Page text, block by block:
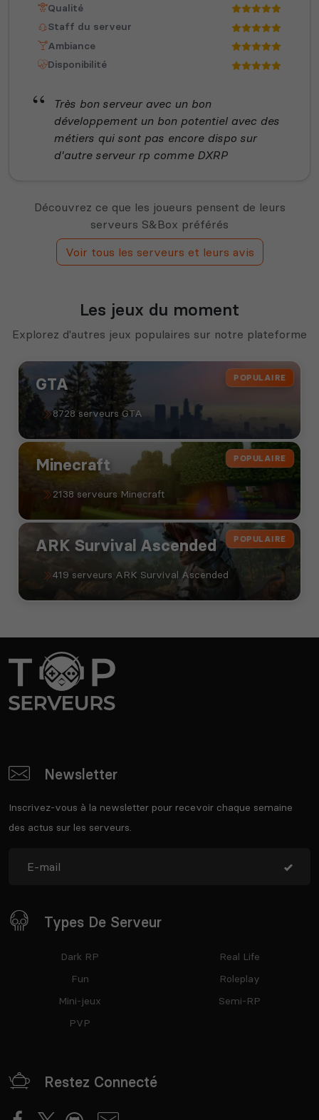
Qualité
Staff du serveur
Ambiance
Disponibilité
Très bon serveur avec un bon
développement un bon potentiel avec des
métiers qui sont pas encore dispo sur
d'autre serveur rp comme DXRP
Découvrez ce que les joueurs pensent de leurs
serveurs S&Box préférés
Voir tous les serveurs et leurs avis
Les jeux du moment
Explorez d'autres jeux populaires sur notre plateforme
POPULAIRE
GTA
8728 serveurs GTA
POPULAIRE
Minecraft
2138 serveurs Minecraft
POPULAIRE
ARK Survival Ascended
419 serveurs ARK Survival Ascended
Newsletter
Inscrivez-vous à la newsletter pour recevoir chaque semaine
des actus sur les serveurs.
Types De Serveur
Dark RP
Fun
Mini-jeux
PVP
Real Life
Roleplay
Semi-RP
Restez Connecté